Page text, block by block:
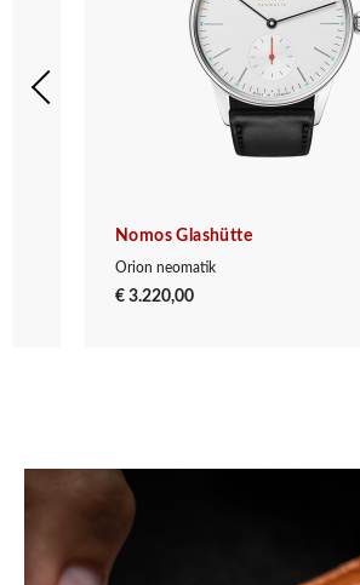
Nomos Glashütte
Orion neomatik
€ 3.220,00